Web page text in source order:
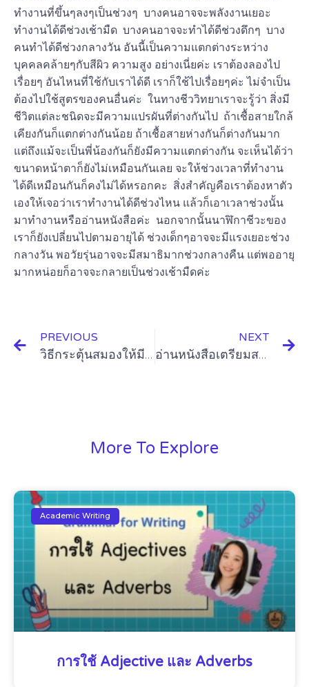
ทำงานที่ขึ้นๆลงๆเป็นช่วงๆ บางคนอาจจะพลังงานเยอะ
ทำงานได้ดีช่วงเช้ามืด บางคนอาจจะทำได้ดีช่วงดึกๆ บาง
คนทำได้ดีช่วงกลางวัน อันนี้เป็นความแตกต่างระหว่าง
บุคคลคล้ายๆกับสีผิว ความสูง อย่างเนี่ยค่ะ เราต้องลองไป
เรื่อยๆ อันไหนที่ใช้กับเราได้ดี เราก็ใช้ไปเรื่อยๆค่ะ ไม่จำเป็น
ต้องไปใช้สูตรของคนอื่นค่ะ ในทางชีววิทยาเราจะรู้ว่า สิ่งมี
ชีวิตแต่ละชนิดจะมีความแปรผันที่ต่างกันไป ถ้าเชื้อสายใกล้
เคียงกันก็แตกต่างกันน้อย ถ้าเชื้อสายห่างกันก็ต่างกันมาก
แต่ถึงแม้จะเป็นพี่น้องกันก็ยังมีความแตกต่างกัน จะเห็นได้ว่า
ขนาดหน้าตาก็ยังไม่เหมือนกันเลย จะให้ช่วงเวลาที่ทำงาน
ได้ดีเหมือนกันก็คงไม่ได้หรอกคะ สิ่งสำคัญคือเราต้องหาตัว
เองให้เจอว่าเราทำงานได้ดีช่วงไหน แล้วก็เอาเวลาช่วงนั้น
มาทำงานหรืออ่านหนังสือค่ะ นอกจากนั้นนาฬิกาชีวะของ
เราก็ยังเปลี่ยนไปตามอายุได้ ช่วงเด็กๆอาจจะมีแรงเยอะช่วง
กลางวัน พอวัยรุ่นอาจจะมีสมาธิมากช่วงกลางคืน แต่พออายุ
มากหน่อยก็อาจจะกลายเป็นช่วงเช้ามืดค่ะ
PREVIOUS
วิธีกระตุ้นสมองให้มีสมาธิอ่านหนังสือ
NEXT
อ่านหนังสือเตรียมสอบ เริ่มตรงไหนดี
More To Explore
Academic Writing
การใช้ Adjective และ Adverbs